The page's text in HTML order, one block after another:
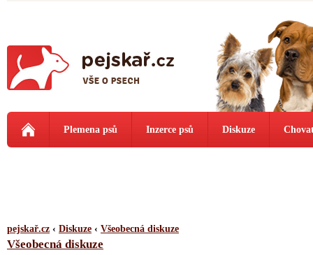
Plemena psů Inzerce psů Diskuze
pejskař.cz ‹ Diskuze ‹ Všeobecná diskuze
Všeobecná diskuze